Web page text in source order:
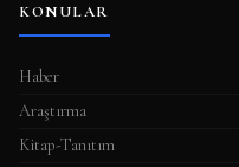
KONULAR
Haber
Araştırma
Kitap-Tanıtım